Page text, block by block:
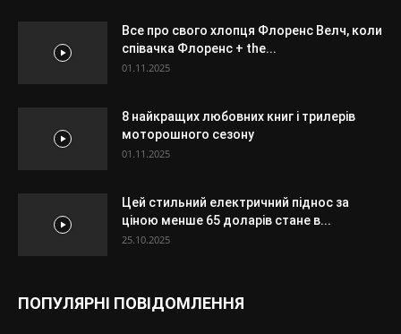
Все про свого хлопця Флоренс Велч, коли
співачка Флоренс + the...
01.11.2025
8 найкращих любовних книг і трилерів
моторошного сезону
01.11.2025
Цей стильний електричний піднос за
ціною менше 65 доларів стане в...
25.10.2025
ПОПУЛЯРНІ ПОВІДОМЛЕННЯ